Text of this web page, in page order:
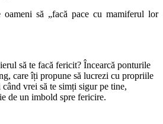
să „facă pace cu mamiferul lor
să te facă fericit? Încearcă ponturile
care îți propune să lucrezi cu propriile
vrei să te simți sigur pe tine,
de un imbold spre fericire.